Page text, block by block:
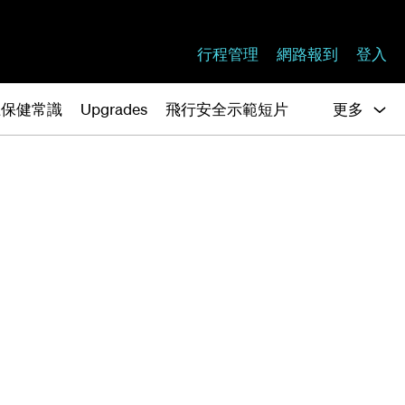
行程管理 網路報到 登入
健常識 Upgrades 飛行安全示範短片 更多